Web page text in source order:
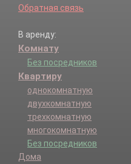
Обратная связь
В аренду:
Комнату
Без посредников
Квартиру
однокомнатную
двухкомнатную
трехкомнатную
многокомнатную
Без посредников
Дома